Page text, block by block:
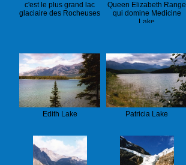
c'est le plus grand lac
glaciaire des Rocheuses
Queen Elizabeth Range
qui domine Medicine
Lake
Edith Lake Patricia Lake